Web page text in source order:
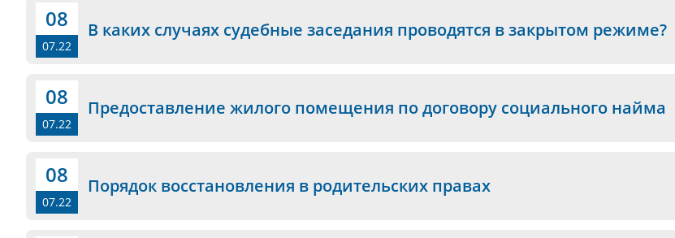
08
07.22
В каких случаях судебные заседания проводятся в закрытом режиме?
08
07.22
Предоставление жилого помещения по договору социального найма
08
07.22
Порядок восстановления в родительских правах